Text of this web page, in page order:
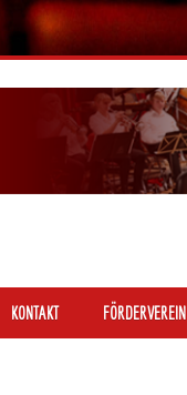
KONTAKT FÖRDERVEREIN